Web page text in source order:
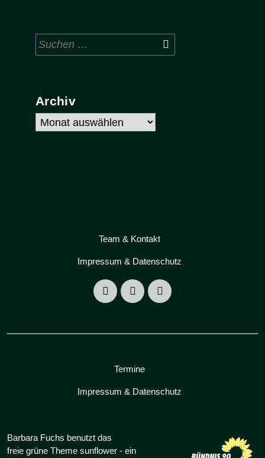
Suchen
nach:
Archiv
Archiv
Team & Kontakt
Impressum & Datenschutz
Termine
Impressum & Datenschutz
Barbara Fuchs benutzt das
freie grüne Theme sunflower ‐ ein